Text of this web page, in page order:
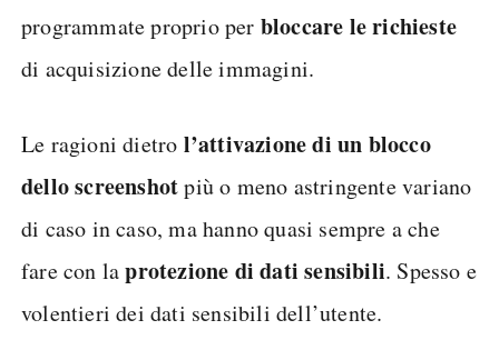
programmate proprio per bloccare le richieste
di acquisizione delle immagini.
Le ragioni dietro l’attivazione di un blocco
dello screenshotpiù o meno astringente variano
di caso in caso, ma hanno quasi sempre a che
fare con laprotezione di dati sensibili. Spesso e
volentieri dei dati sensibili dell’utente.